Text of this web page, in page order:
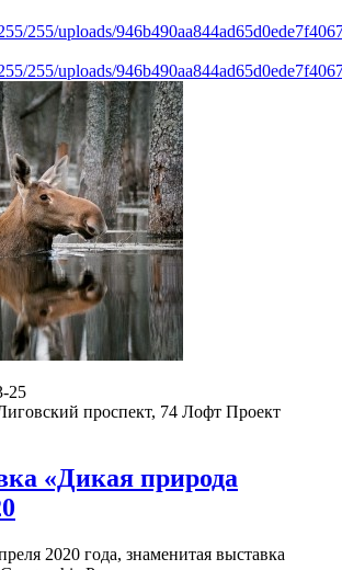
255/uploads/
255/uploads/
25
проспект, 74 Лофт Проект
«Дикая природа
2020 года, знаменитая выставка